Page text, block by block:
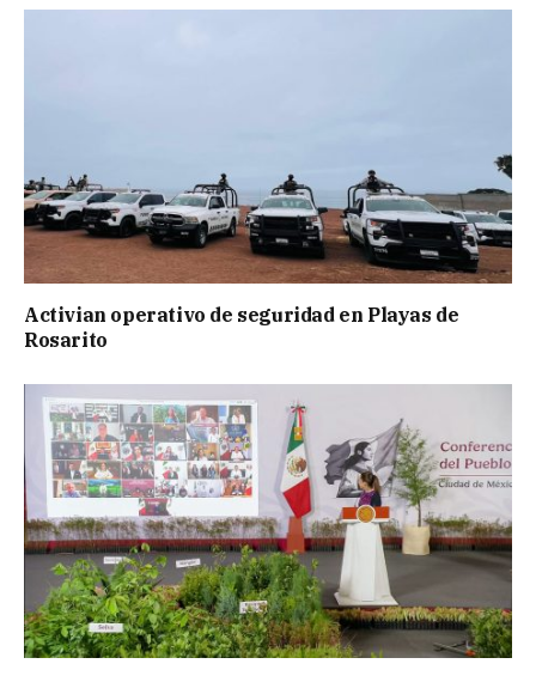
Activian operativo de seguridad en Playas de
Rosarito